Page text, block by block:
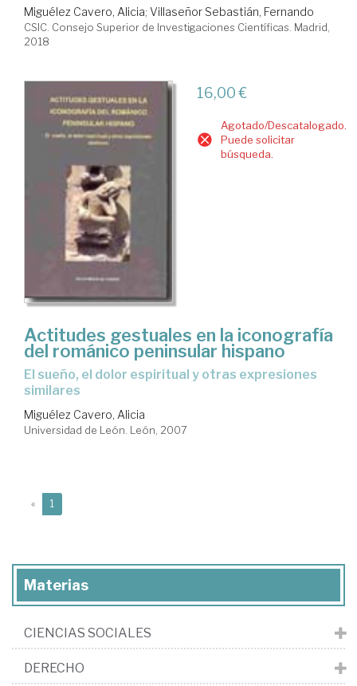
Miguélez Cavero, Alicia; Villaseñor Sebastián, Fernando
CSIC. Consejo Superior de Investigaciones Científicas. Madrid,
2018
16,00 €
Agotado/Descatalogado.
Puede solicitar
búsqueda.
Actitudes gestuales en la iconografía
del románico peninsular hispano
el sueño, el dolor espiritual y otras expresiones
similares
Miguélez Cavero, Alicia
Universidad de León. León, 2007
« 1
Materias
CIENCIAS SOCIALES
DERECHO